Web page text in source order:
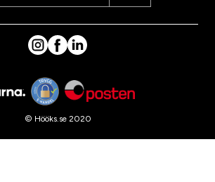
© Hööks.se 2020